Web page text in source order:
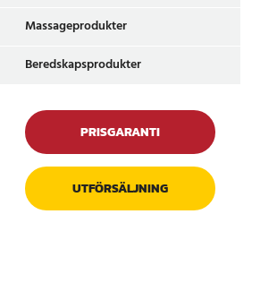
Massageprodukter
Beredskapsprodukter
PRISGARANTI
UTFÖRSÄLJNING